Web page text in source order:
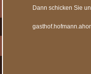
Dann schicken Sie